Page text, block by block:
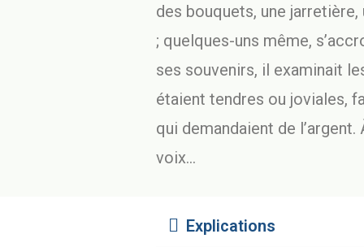
des bouquets, une
; quelques-uns même,
ses souvenirs, il examinait
étaient tendres ou joviales,
qui demandaient de
voix…
Explications